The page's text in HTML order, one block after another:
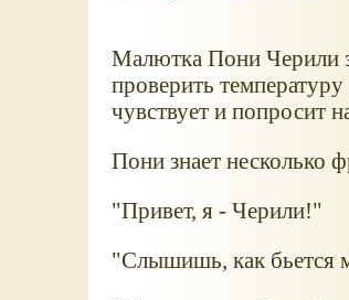
Малютка Пони Черили
проверить
чувствует и попросит
Пони знает несколько
"Привет, я - Черили!"
"Слышишь, как бьется